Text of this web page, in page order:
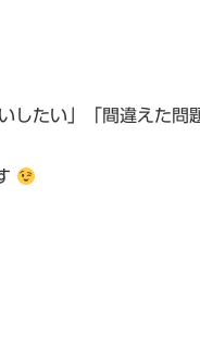
たい」「間違えた問